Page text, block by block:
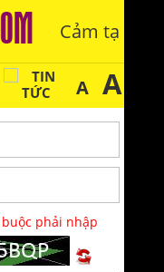
Cảm tạ
A A
phải nhập